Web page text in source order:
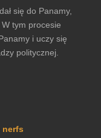
się do Panamy,
tym procesie
i uczy się
politycznej.
nerfs